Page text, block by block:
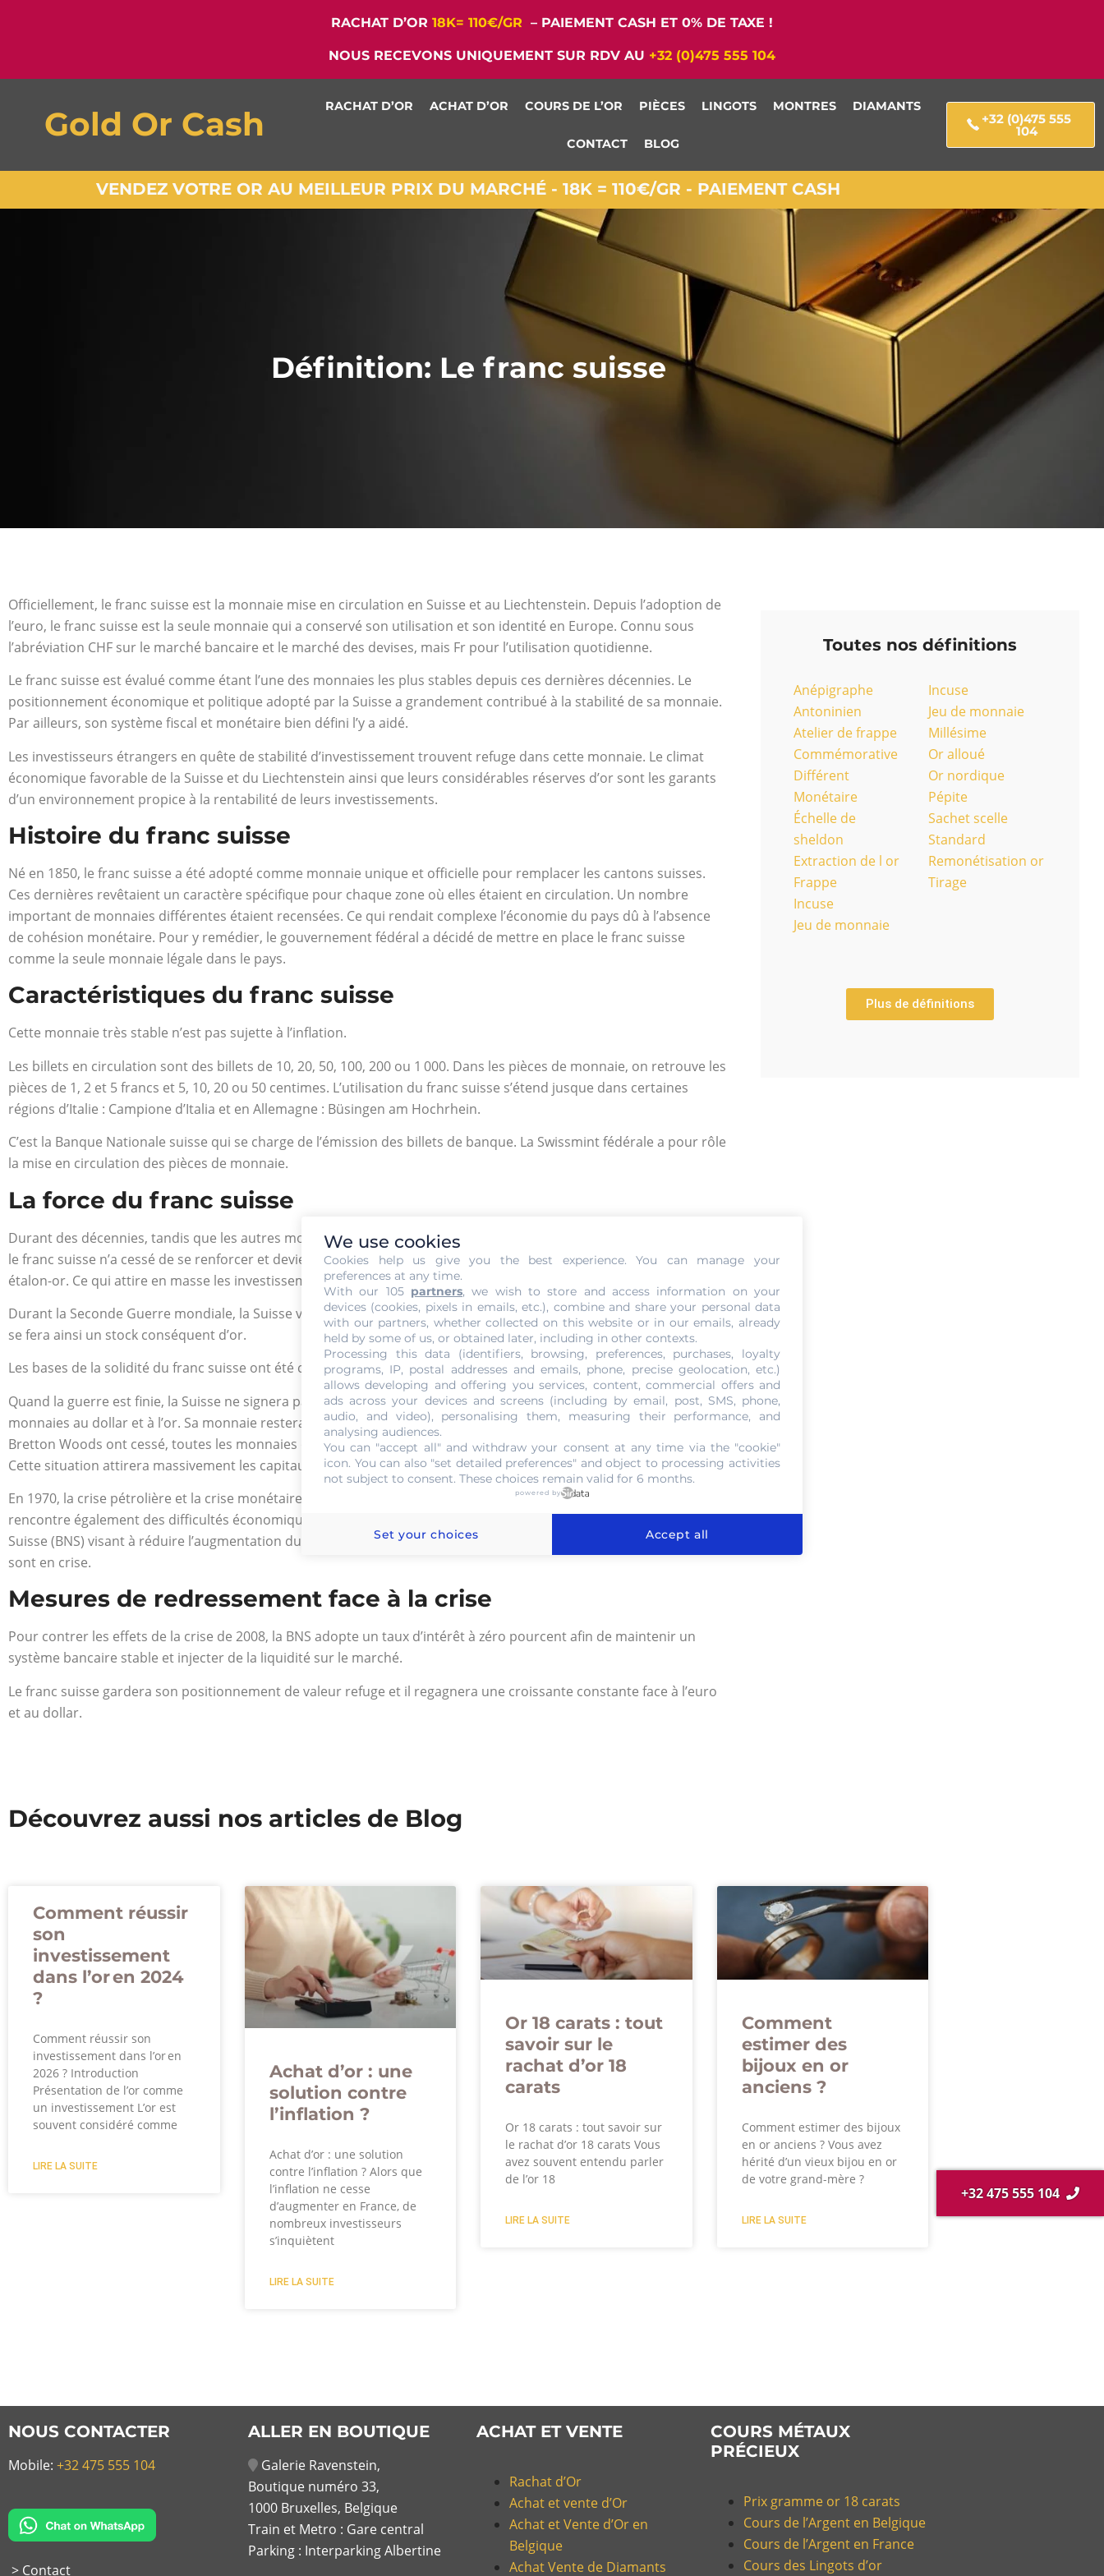
RACHAT D’OR 18K= 110€/GR – PAIEMENT CASH ET 0% DE TAXE !
NOUS RECEVONS UNIQUEMENT SUR RDV AU +32 (0)475 555 104
Gold Or Cash RACHAT D’OR ACHAT D’OR COURS DE L’OR PIÈCES LINGOTS MONTRES DIAMANTS
CONTACT BLOG
+32 (0)475 555
104
VENDEZ VOTRE OR AU MEILLEUR PRIX DU MARCHÉ - 18K = 110€/GR - PAIEMENT CASH
Définition: Le franc suisse
Officiellement, le franc suisse est la monnaie mise en circulation en Suisse et au Liechtenstein. Depuis l’adoption de
l’euro, le franc suisse est la seule monnaie qui a conservé son utilisation et son identité en Europe. Connu sous
l’abréviation CHF sur le marché bancaire et le marché des devises, mais Fr pour l’utilisation quotidienne.
Le franc suisse est évalué comme étant l’une des monnaies les plus stables depuis ces dernières décennies. Le
positionnement économique et politique adopté par la Suisse a grandement contribué à la stabilité de sa monnaie.
Par ailleurs, son système fiscal et monétaire bien défini l’y a aidé.
Les investisseurs étrangers en quête de stabilité d’investissement trouvent refuge dans cette monnaie. Le climat
économique favorable de la Suisse et du Liechtenstein ainsi que leurs considérables réserves d’or sont les garants
d’un environnement propice à la rentabilité de leurs investissements.
Histoire du franc suisse
Né en 1850, le franc suisse a été adopté comme monnaie unique et officielle pour remplacer les cantons suisses.
Ces dernières revêtaient un caractère spécifique pour chaque zone où elles étaient en circulation. Un nombre
important de monnaies différentes étaient recensées. Ce qui rendait complexe l’économie du pays dû à l’absence
de cohésion monétaire. Pour y remédier, le gouvernement fédéral a décidé de mettre en place le franc suisse
comme la seule monnaie légale dans le pays.
Caractéristiques du franc suisse
Cette monnaie très stable n’est pas sujette à l’inflation.
Les billets en circulation sont des billets de 10, 20, 50, 100, 200 ou 1 000. Dans les pièces de monnaie, on retrouve les
pièces de 1, 2 et 5 francs et 5, 10, 20 ou 50 centimes. L’utilisation du franc suisse s’étend jusque dans certaines
régions d’Italie : Campione d’Italia et en Allemagne : Büsingen am Hochrhein.
C’est la Banque Nationale suisse qui se charge de l’émission des billets de banque. La Swissmint fédérale a pour rôle
la mise en circulation des pièces de monnaie.
La force du franc suisse
Durant des décennies, tandis que les autres monnaies subissaient les différentes crises économiques et l’inflation,
le franc suisse n’a cessé de se renforcer et devient une monnaie refuge grâce à la mise en place et la stabilité de son
étalon-or. Ce qui attire en masse les investissements étrangers.
Durant la Seconde Guerre mondiale, la Suisse vendra des matières premières à l’Allemagne en échange de l’or. Elle
se fera ainsi un stock conséquent d’or.
Les bases de la solidité du franc suisse ont été construites petit à petit sur 25 ans.
Quand la guerre est finie, la Suisse ne signera pas les accords de Bretton Woods qui stipulent l’indexation des
monnaies au dollar et à l’or. Sa monnaie restera toutefois l’une des plus fortes. En 1971, quand les accords de
Bretton Woods ont cessé, toutes les monnaies ont dû subir les changes flottants, le franc suisse restera stable.
Cette situation attirera massivement les capitaux étrangers vers les banques suisses.
En 1970, la crise pétrolière et la crise monétaire mondiale en 1990 ont quand même marqué le franc suisse. Le pays
rencontre également des difficultés économiques. Malgré les injections de liquidité faite par Banque Nationale
Suisse (BNS) visant à réduire l’augmentation du cours du franc suisse, le secteur de la construction, l’immobilier
sont en crise.
Mesures de redressement face à la crise
Pour contrer les effets de la crise de 2008, la BNS adopte un taux d’intérêt à zéro pourcent afin de maintenir un
système bancaire stable et injecter de la liquidité sur le marché.
Le franc suisse gardera son positionnement de valeur refuge et il regagnera une croissante constante face à l’euro
et au dollar.
Toutes nos définitions
Anépigraphe
Antoninien
Atelier de frappe
Commémorative
Différent
Monétaire
Échelle de
sheldon
Extraction de l or
Frappe
Incuse
Jeu de monnaie
Incuse
Jeu de monnaie
Millésime
Or alloué
Or nordique
Pépite
Sachet scelle
Standard
Remonétisation or
Tirage
Plus de définitions
Découvrez aussi nos articles de Blog
Comment réussir
son
investissement
dans l’or en 2024
?
Comment réussir son
investissement dans l’or en
2026 ? Introduction
Présentation de l’or comme
un investissement L’or est
souvent considéré comme
LIRE LA SUITE
Achat d’or : une
solution contre
l’inflation ?
Achat d’or : une solution
contre l’inflation ? Alors que
l’inflation ne cesse
d’augmenter en France, de
nombreux investisseurs
s’inquiètent
LIRE LA SUITE
Or 18 carats : tout
savoir sur le
rachat d’or 18
carats
Or 18 carats : tout savoir sur
le rachat d’or 18 carats Vous
avez souvent entendu parler
de l’or 18
LIRE LA SUITE
Comment
estimer des
bijoux en or
anciens ?
Comment estimer des bijoux
en or anciens ? Vous avez
hérité d’un vieux bijou en or
de votre grand-mère ?
LIRE LA SUITE
NOUS CONTACTER
Mobile: +32 475 555 104
> Contact
+32 475 555 104
ALLER EN BOUTIQUE
Galerie Ravenstein,
Boutique numéro 33,
1000 Bruxelles, Belgique
Train et Metro : Gare central
Parking : Interparking Albertine
ACHAT ET VENTE
Rachat d’Or
Achat et vente d’Or
Achat et Vente d’Or en
Belgique
Achat Vente de Diamants
COURS MÉTAUX
PRÉCIEUX
Prix gramme or 18 carats
Cours de l’Argent en Belgique
Cours de l’Argent en France
Cours des Lingots d’or
We use cookies
Cookies help us give you the best experience. You can manage your
preferences at any time.
With our 105 partners, we wish to store and access information on your
devices (cookies, pixels in emails, etc.), combine and share your personal data
with our partners, whether collected on this website or in our emails, already
held by some of us, or obtained later, including in other contexts.
Processing this data (identifiers, browsing, preferences, purchases, loyalty
programs, IP, postal addresses and emails, phone, precise geolocation, etc.)
allows developing and offering you services, content, commercial offers and
ads across your devices and screens (including by email, post, SMS, phone,
audio, and video), personalising them, measuring their performance, and
analysing audiences.
You can "accept all" and withdraw your consent at any time via the "cookie"
icon. You can also "set detailed preferences" and object to processing activities
not subject to consent. These choices remain valid for 6 months.
powered by
Set your choices Accept all